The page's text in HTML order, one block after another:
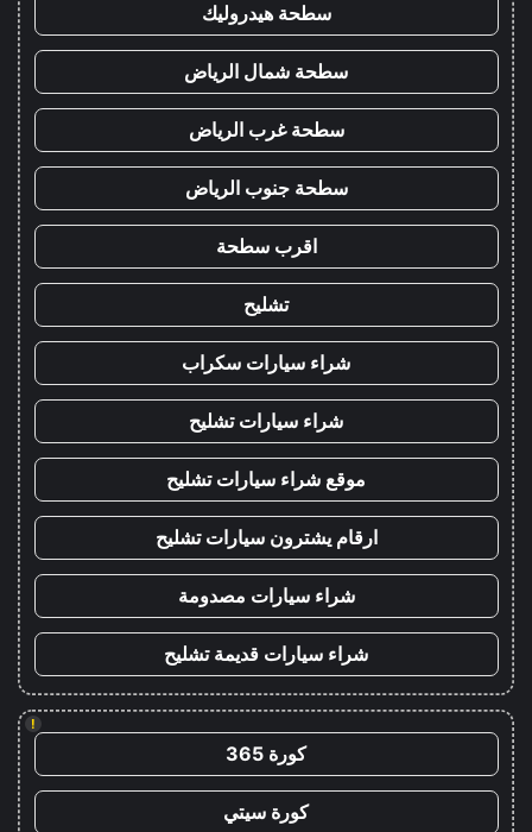
سطحة هيدروليك
سطحة شمال الرياض
سطحة غرب الرياض
سطحة جنوب الرياض
اقرب سطحة
تشليح
شراء سيارات سكراب
شراء سيارات تشليح
موقع شراء سيارات تشليح
ارقام يشترون سيارات تشليح
شراء سيارات مصدومة
شراء سيارات قديمة تشليح
!
كورة 365
كورة سيتي